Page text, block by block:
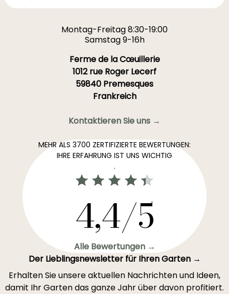
Montag-Freitag 8:30-19:00
Samstag 9-16h
Ferme de la Cœuillerie
1012 rue Roger Lecerf
59840 Premesques
Frankreich
Kontaktieren Sie uns →
MEHR ALS 3700 ZERTIFIZIERTE BEWERTUNGEN:
IHRE ERFAHRUNG IST UNS WICHTIG
.
4,4/5
Alle Bewertungen →
Der Lieblingsnewsletter für Ihren Garten →
Erhalten Sie unsere aktuellen Nachrichten und Ideen,
damit Ihr Garten das ganze Jahr über davon profitiert.